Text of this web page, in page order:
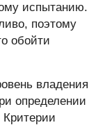
испытанию.
поэтому
обойти
владения
определении
Критерии